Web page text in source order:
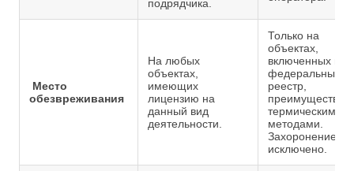
подрядчика.
Место
обезвреживания
На любых
объектах,
имеющих
лицензию на
данный вид
деятельности.
Только на
объектах,
включенных в
федеральный
реестр,
термическими
методами.
Захоронение
исключено.